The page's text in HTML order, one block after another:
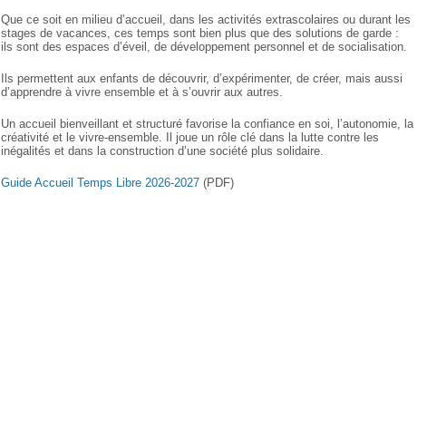
Que ce soit en milieu d’accueil, dans les activités extrascolaires ou durant les
stages de vacances, ces temps sont bien plus que des solutions de garde :
ils sont des espaces d’éveil, de développement personnel et de socialisation.
Ils permettent aux enfants de découvrir, d’expérimenter, de créer, mais aussi
d’apprendre à vivre ensemble et à s’ouvrir aux autres.
Un accueil bienveillant et structuré favorise la confiance en soi, l’autonomie, la
créativité et le vivre-ensemble. Il joue un rôle clé dans la lutte contre les
inégalités et dans la construction d’une société plus solidaire.
Guide Accueil Temps Libre 2026-2027 (PDF)